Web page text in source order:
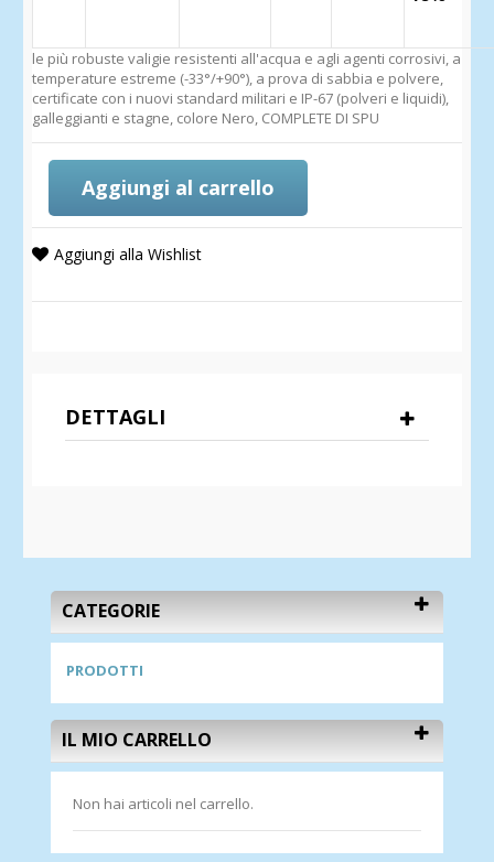
le più robuste valigie resistenti all'acqua e agli agenti corrosivi, a
temperature estreme (-33°/+90°), a prova di sabbia e polvere,
certificate con i nuovi standard militari e IP-67 (polveri e liquidi),
galleggianti e stagne, colore Nero, COMPLETE DI SPU
Aggiungi al carrello
Aggiungi alla Wishlist
DETTAGLI
CATEGORIE
PRODOTTI
IL MIO CARRELLO
Non hai articoli nel carrello.